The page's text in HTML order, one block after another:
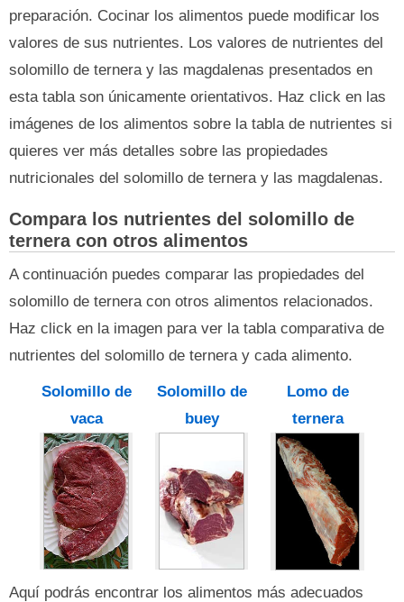
preparación. Cocinar los alimentos puede modificar los
valores de sus nutrientes. Los valores de nutrientes del
solomillo de ternera y las magdalenas presentados en
esta tabla son únicamente orientativos. Haz click en las
imágenes de los alimentos sobre la tabla de nutrientes si
quieres ver más detalles sobre las propiedades
nutricionales del solomillo de ternera y las magdalenas.
Compara los nutrientes del solomillo de
ternera con otros alimentos
A continuación puedes comparar las propiedades del
solomillo de ternera con otros alimentos relacionados.
Haz click en la imagen para ver la tabla comparativa de
nutrientes del solomillo de ternera y cada alimento.
Solomillo de
vaca
Solomillo de
buey
Lomo de
ternera
Aquí podrás encontrar los alimentos más adecuados